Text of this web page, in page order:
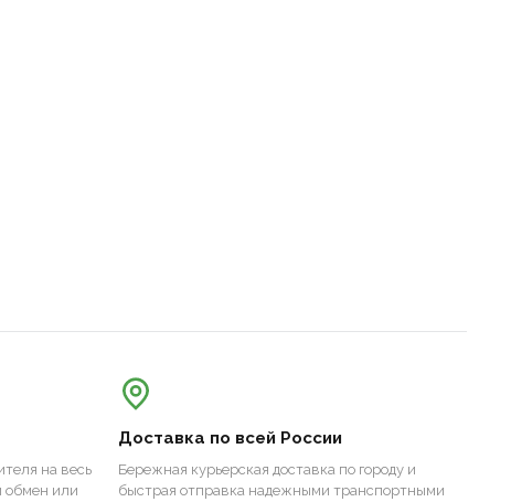
на весь
обмен или
Доставка по всей России
Бережная курьерская доставка по городу и
быстрая отправка надежными транспортными